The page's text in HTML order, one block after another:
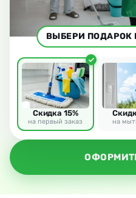
ВЫБЕРИ ПОДАРОК
Скидка 15%
на первый заказ на